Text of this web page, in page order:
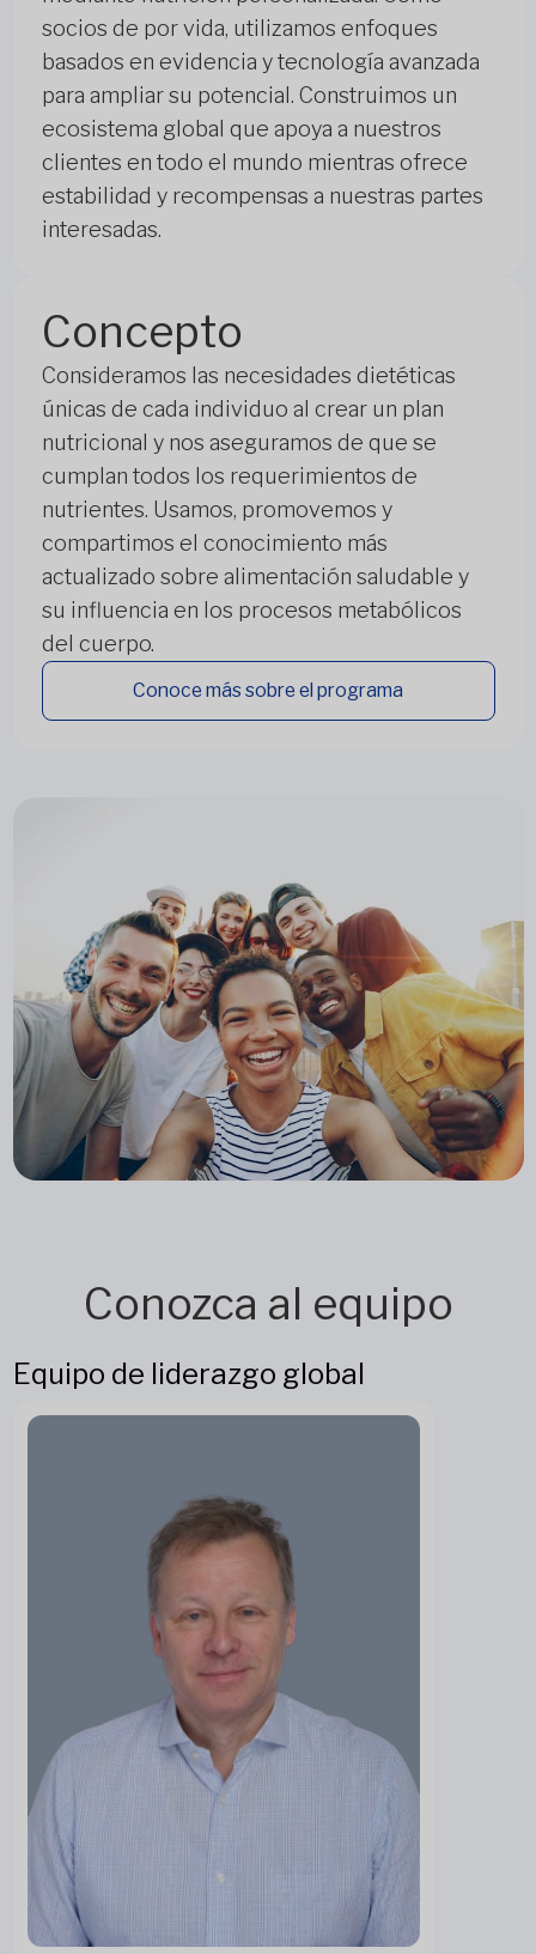
socios de por vida, utilizamos enfoques
basados en evidencia y tecnología avanzada
para ampliar su potencial. Construimos un
ecosistema global que apoya a nuestros
clientes en todo el mundo mientras ofrece
estabilidad y recompensas a nuestras partes
interesadas.
Concepto
Consideramos las necesidades dietéticas
únicas de cada individuo al crear un plan
nutricional y nos aseguramos de que se
cumplan todos los requerimientos de
nutrientes. Usamos, promovemos y
compartimos el conocimiento más
actualizado sobre alimentación saludable y
su influencia en los procesos metabólicos
del cuerpo.
Conoce más sobre el programa
Conozca al equipo
Equipo de liderazgo global